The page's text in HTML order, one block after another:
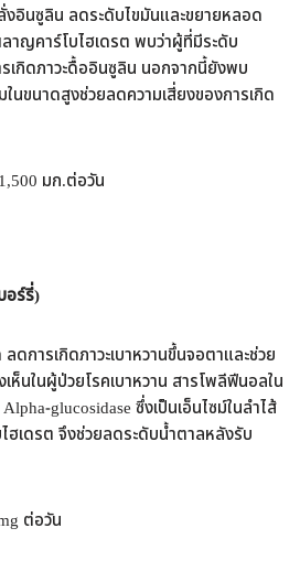
อินซูลิน ลดระดับไขมันและขยายหลอด
าญคาร์โบไฮเดรต พบว่าผู้ที่มีระดับ
เกิดภาวะดื้ออินซูลิน นอกจากนี้ยังพบ
นขนาดสูงช่วยลดความเสี่ยงของการเกิด
มก.ต่อวัน
อร์รี่)
ดการเกิดภาวะเบาหวานขึ้นจอตาและช่วย
ห็นในผู้ป่วยโรคเบาหวาน สารโพลีฟีนอลใน
glucosidase ซึ่งเป็นเอ็นไซม์ในลำไส้
ฮเดรต จึงช่วยลดระดับน้ำตาลหลังรับ
ต่อวัน